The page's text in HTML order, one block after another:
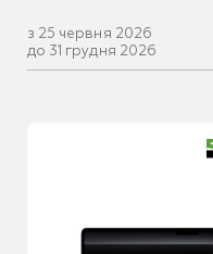
з 25 червня 2026
до 31 грудня 2026